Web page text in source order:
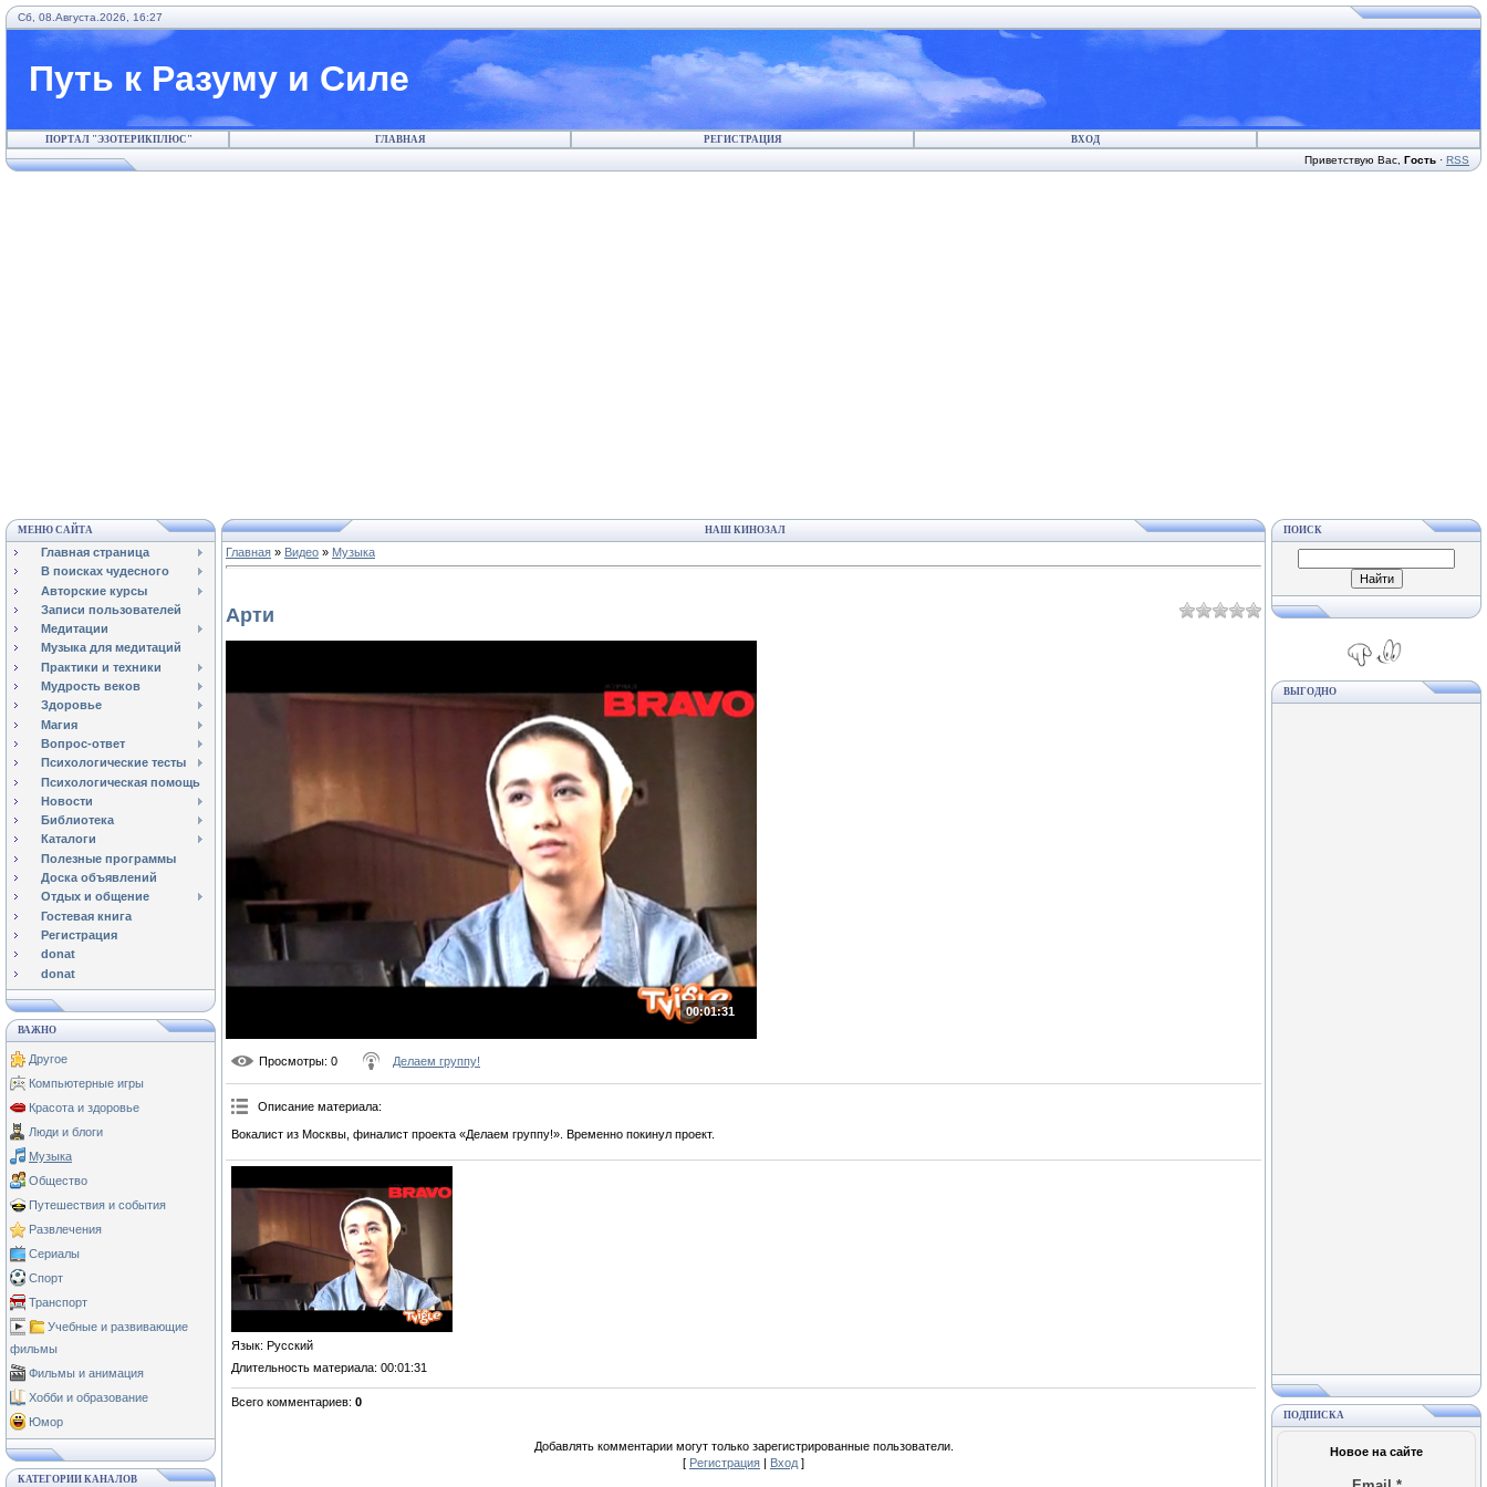
Сб, 08.Августа.2026, 16:27
Путь к Разуму и Силе
ПОРТАЛ "ЭЗОТЕРИКПЛЮС" ГЛАВНАЯ РЕГИСТРАЦИЯ ВХОД
Приветствую Вас Гость · RSS
МЕНЮ САЙТА
Главная страница
В поисках чудесного
Авторские курсы
Записи пользователей
Медитации
Музыка для медитаций
Практики и техники
Мудрость веков
Здоровье
Магия
Вопрос-ответ
Психологические тесты
Психологическая помощь
Новости
Библиотека
Каталоги
Полезные программы
Доска объявлений
Отдых и общение
Гостевая книга
Регистрация
donat
donat
ВАЖНО
Другое
Компьютерные игры
Красота и здоровье
Люди и блоги
Музыка
Общество
Путешествия и события
Развлечения
Сериалы
Спорт
Транспорт
Учебные и развивающие
фильмы
Фильмы и анимация
Хобби и образование
Юмор
КАТЕГОРИИ КАНАЛОВ
НАШ КИНОЗАЛ
Главная » Видео » Музыка
Арти
00:01:31
Просмотры: 0 Делаем группу!
Описание материала:
Вокалист из Москвы, финалист проекта «Делаем группу!». Временно покинул проект.
Язык: Русский
Длительность материала: 00:01:31
Всего комментариев: 0
Добавлять комментарии могут только зарегистрированные пользователи.
[ Регистрация | Вход ]
ПОИСК
ВЫГОДНО
ПОДПИСКА
Новое на сайте